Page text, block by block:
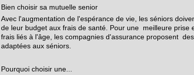
Bien choisir sa mutuelle senior
Avec l'augmentation de l'espérance de vie, les séniors
de leur budget aux frais de santé. Pour une meilleure prise
frais liés à l'âge, les compagnies d'assurance proposent
adaptées aux séniors.
Pourquoi choisir une...